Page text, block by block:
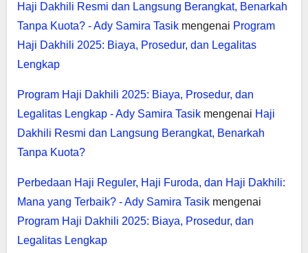
Haji Dakhili Resmi dan Langsung Berangkat, Benarkah
Tanpa Kuota? - Ady Samira Tasikmengenai Program
Haji Dakhili 2025: Biaya, Prosedur, dan Legalitas
Lengkap
Program Haji Dakhili 2025: Biaya, Prosedur, dan
Legalitas Lengkap - Ady Samira Tasikmengenai Haji
Dakhili Resmi dan Langsung Berangkat, Benarkah
Tanpa Kuota?
Perbedaan Haji Reguler, Haji Furoda, dan Haji Dakhili:
Mana yang Terbaik? - Ady Samira Tasikmengenai
Program Haji Dakhili 2025: Biaya, Prosedur, dan
Legalitas Lengkap